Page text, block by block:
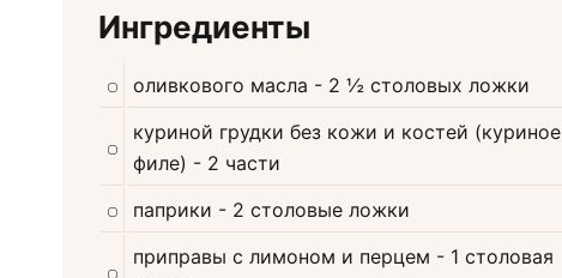
Ингредиенты
оливкового масла - 2 ½ столовых ложки
куриной грудки без кожи и костей (куриное
филе) - 2 части
паприки - 2 столовые ложки
приправы с лимоном и перцем - 1 столовая